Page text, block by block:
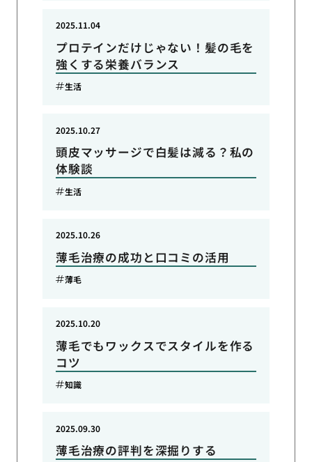
プロテインだけじゃない！髪の毛を
強くする栄養バランス
2025.11.04
生活
頭皮マッサージで白髪は減る？私の
体験談
2025.10.27
生活
薄毛治療の成功と口コミの活用
2025.10.26
薄毛
薄毛でもワックスでスタイルを作る
コツ
2025.10.20
知識
薄毛治療の評判を深掘りする
2025.09.30